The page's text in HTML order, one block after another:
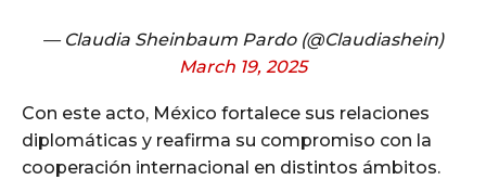
— Claudia Sheinbaum Pardo (@Claudiashein)
March 19, 2025
Con este acto, México fortalece sus relaciones
diplomáticas y reafirma su compromiso con la
cooperación internacional en distintos ámbitos.